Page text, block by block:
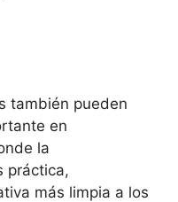
también pueden
en
la
práctica,
más limpia a los